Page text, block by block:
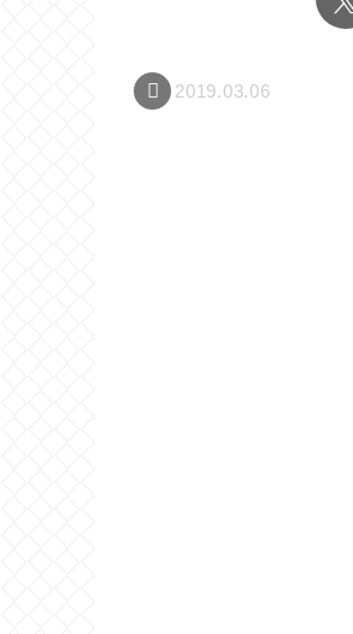
2019.03.06